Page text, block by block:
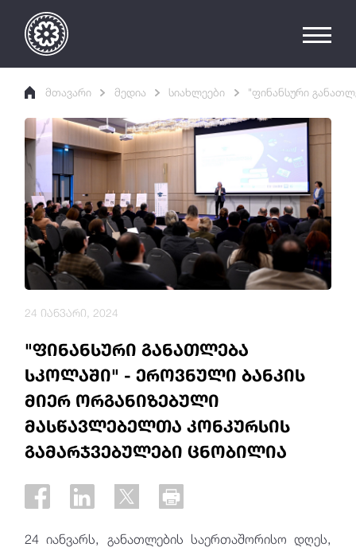
მთავარი მედია სიახლეები "ფინანსური
"ფინანსური განათლება
სკოლაში" - ეროვნული ბანკის
მიერ ორგანიზებული
მასწავლებელთა კონკურსის
გამარჯვებულები ცნობილია
24 იანვარი, 2024
24 იანვარს, განათლების საერთაშორისო დღეს,